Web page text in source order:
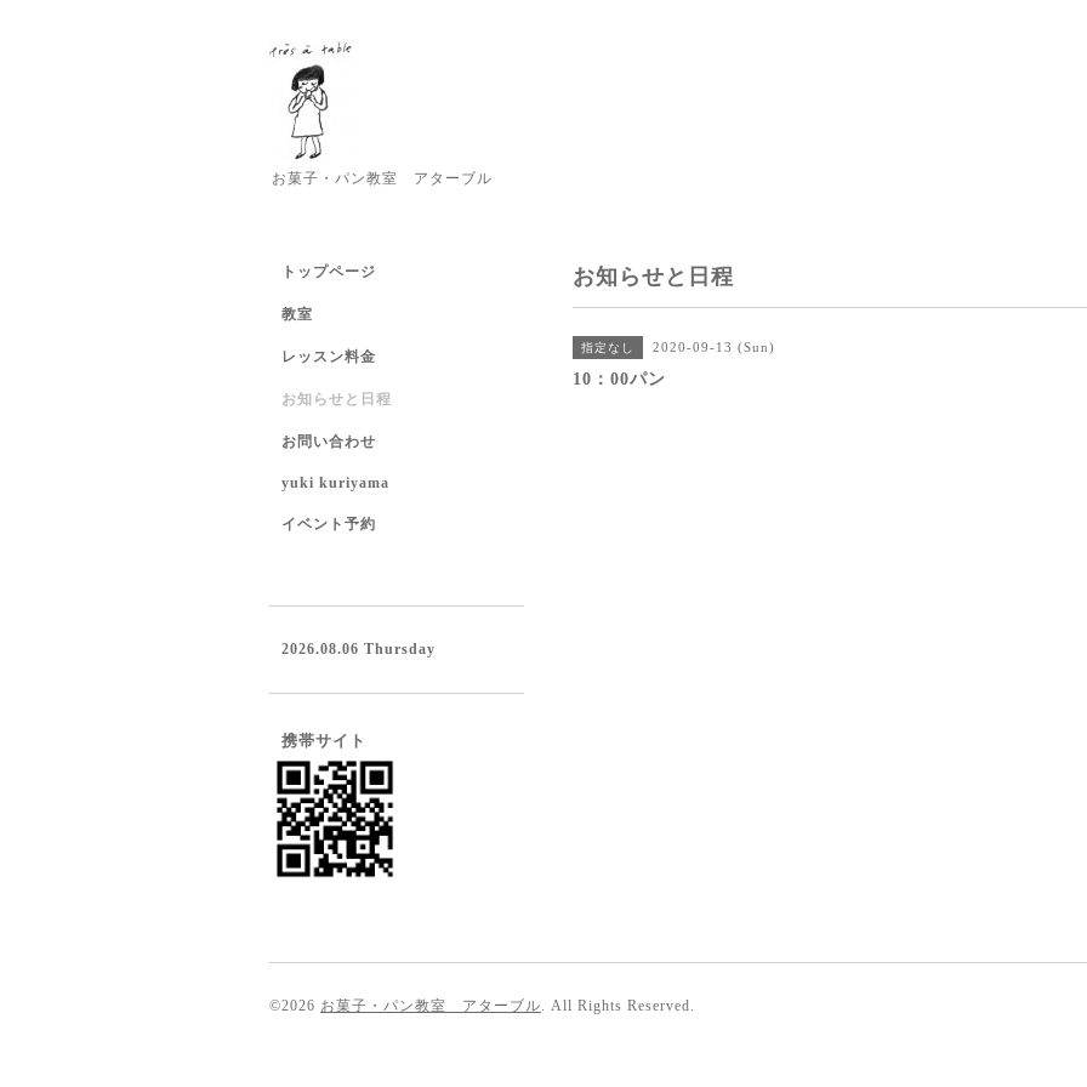
お菓子・パン教室 アターブル
お知らせと日程
指定なし 2020-09-13 (Sun)
10：00パン
トップページ
教室
レッスン料金
お知らせと日程
お問い合わせ
yuki kuriyama
イベント予約
2026.08.06 Thursday
携帯サイト
©2026 お菓子・パン教室 アターブル. All Rights Reserved.